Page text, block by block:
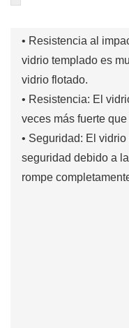
• Resistencia al
vidrio templado es
vidrio flotado.
• Resistencia: El
veces más fuerte
• Seguridad: El
seguridad debido a
rompe